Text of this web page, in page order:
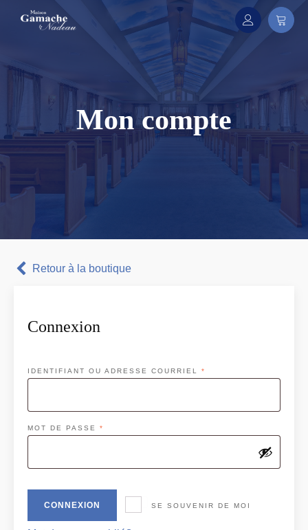
Mon compte
Retour à la boutique
Connexion
IDENTIFIANT OU ADRESSE COURRIEL *
MOT DE PASSE *
SE SOUVENIR DE MOI
CONNEXION